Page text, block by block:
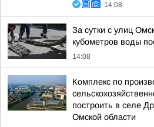
14:08
За сутки с улиц
кубометров воды
14:08
Комплекс по
построить в селе
Омской области